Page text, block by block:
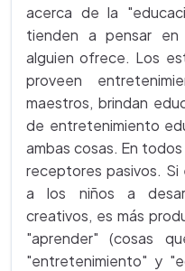
acerca de la
tienden a pensar
alguien ofrece. Los
proveen
maestros, brindan
de entretenimiento
ambas cosas. En
receptores pasivos.
a los niños a
creativos, es más
"aprender" (cosas
"entretenimiento" y